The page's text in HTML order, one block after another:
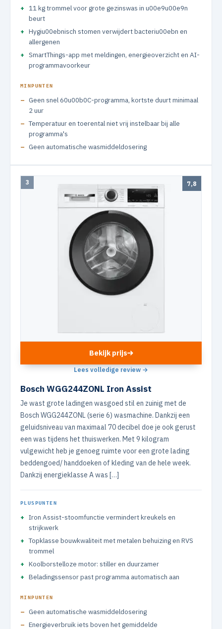
11 kg trommel voor grote gezinswas in u00e9u00e9n
beurt
Hygiu00ebnisch stomen verwijdert bacteriu00ebn en
allergenen
SmartThings-app met meldingen, energieoverzicht en AI-
programmavoorkeur
MINPUNTEN
Geen snel 60u00b0C-programma, kortste duurt minimaal
2 uur
Temperatuur en toerental niet vrij instelbaar bij alle
programma's
Geen automatische wasmiddeldosering
3 7,8
Bekijk prijs
Lees volledige review →
Bosch WGG244ZONL Iron Assist
Je wast grote ladingen wasgoed stil en zuinig met de
Bosch WGG244ZONL (serie 6) wasmachine. Dankzij een
geluidsniveau van maximaal 70 decibel doe je ook gerust
een was tijdens het thuiswerken. Met 9 kilogram
vulgewicht heb je genoeg ruimte voor een grote lading
beddengoed/ handdoeken of kleding van de hele week.
Dankzij energieklasse A was […]
PLUSPUNTEN
Iron Assist-stoomfunctie vermindert kreukels en
strijkwerk
Topklasse bouwkwaliteit met metalen behuizing en RVS
trommel
Koolborstelloze motor: stiller en duurzamer
Beladingssensor past programma automatisch aan
MINPUNTEN
Geen automatische wasmiddeldosering
Energieverbruik iets boven het gemiddelde